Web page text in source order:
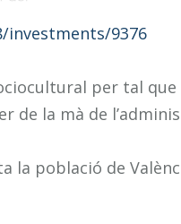
investments/9376
per tal
de la mà de
la població de